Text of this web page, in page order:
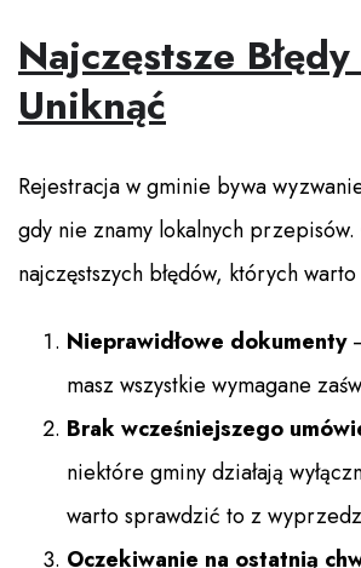
Najczęstsze
Uniknąć
Rejestracja w gminie bywa
gdy nie znamy lokalnych
najczęstszych błędów, których
Nieprawidłowe dokumenty
masz wszystkie wymagane
Brak wcześniejszego
niektóre gminy działają
warto sprawdzić to z
Oczekiwanie na ostatnią